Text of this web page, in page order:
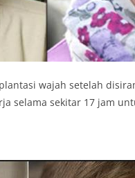
wajah setelah
selama sekitar 17 jam